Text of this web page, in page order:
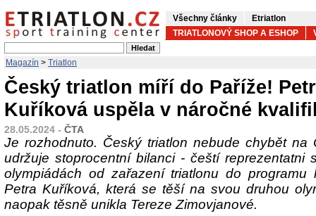
Všechny články
Etriatlon
TRIATLONOVÝ SHOP A ESHOP
Magazín > Triatlon
Český triatlon míří do Paříže!
Kuříková uspěla v náročné
28.05.2024 - ČTA
Je rozhodnuto. Český triatlon nebude chybět
udržuje stoprocentní bilanci - čeští reprezentatni
olympiádách od zařazení triatlonu do
Petra Kuříková, která se těší na svou druhou
naopak těsně unikla Tereze Zimovjanové.